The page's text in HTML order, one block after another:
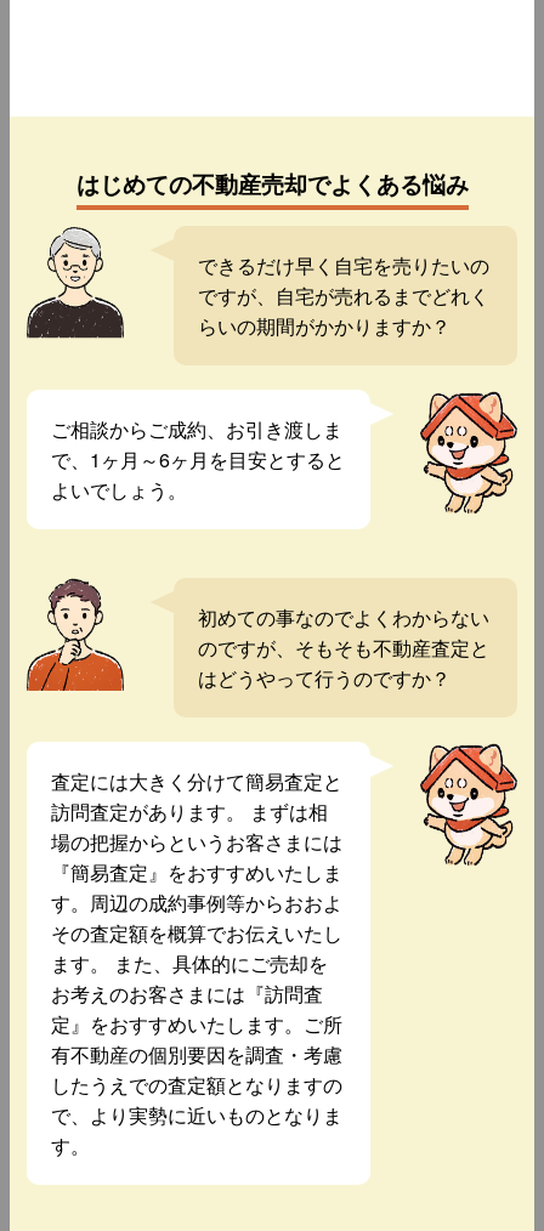
はじめての不動産売却でよくある悩み
できるだけ早く自宅を売りたいの
ですが、自宅が売れるまでどれく
らいの期間がかかりますか？
ご相談からご成約、お引き渡しま
で、1ヶ月～6ヶ月を目安とすると
よいでしょう。
初めての事なのでよくわからない
のですが、そもそも不動産査定と
はどうやって行うのですか？
査定には大きく分けて簡易査定と
訪問査定があります。 まずは相
場の把握からというお客さまには
『簡易査定』をおすすめいたしま
す。周辺の成約事例等からおおよ
その査定額を概算でお伝えいたし
ます。 また、具体的にご売却を
お考えのお客さまには『訪問査
定』をおすすめいたします。ご所
有不動産の個別要因を調査・考慮
したうえでの査定額となりますの
で、より実勢に近いものとなりま
す。